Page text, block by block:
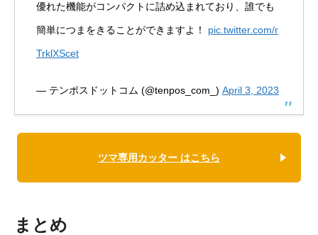
優れた機能がコンパクトに詰め込まれており、誰でも
簡単につまをきることができますよ！ pic.twitter.com/r
TrklXScet
— テンポスドットコム (@tenpos_com_) April 3, 2023
ツマ専用カッター はこちら
まとめ